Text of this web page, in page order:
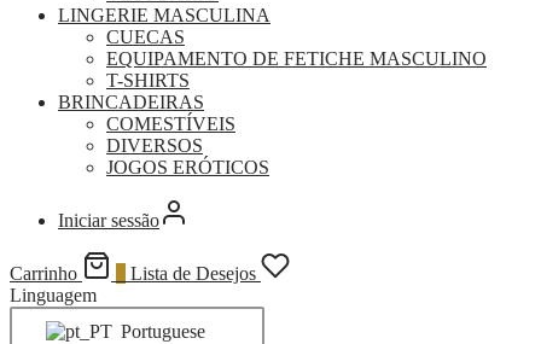
LINGERIE MASCULINA
CUECAS
EQUIPAMENTO DE FETICHE MASCULINO
T-SHIRTS
BRINCADEIRAS
COMESTÍVEIS
DIVERSOS
JOGOS ERÓTICOS
Iniciar sessão
Carrinho
Lista de Desejos
Linguagem
Portuguese